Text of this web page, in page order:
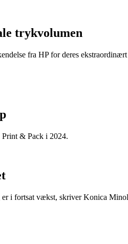
trykvolumen
fra HP for deres
& Pack i 2024.
i fortsat vækst, skriver Konica